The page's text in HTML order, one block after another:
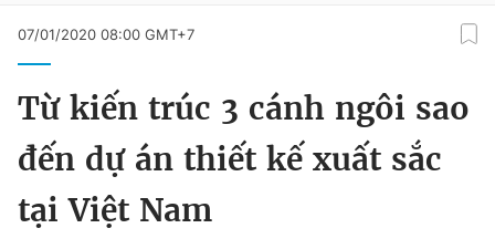
Chào ngày mới
Đổi mật khẩu
Tin đã lưu
Tin đã xem
07/01/2020 08:00 GMT+7
Từ kiến trúc 3 cánh ngôi sao
đến dự án thiết kế xuất sắc
tại Việt Nam